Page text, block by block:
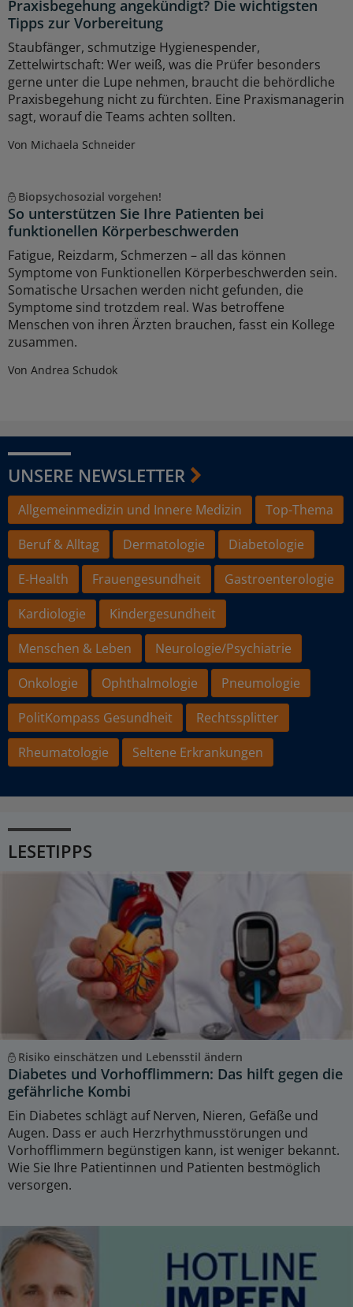
Praxisbegehung angekündigt? Die wichtigsten
Tipps zur Vorbereitung
Staubfänger, schmutzige Hygienespender,
Zettelwirtschaft: Wer weiß, was die Prüfer besonders
gerne unter die Lupe nehmen, braucht die behördliche
Praxisbegehung nicht zu fürchten. Eine Praxismanagerin
sagt, worauf die Teams achten sollten.
Von Michaela Schneider
Biopsychosozial vorgehen!
So unterstützen Sie Ihre Patienten bei
funktionellen Körperbeschwerden
Fatigue, Reizdarm, Schmerzen – all das können
Symptome von Funktionellen Körperbeschwerden sein.
Somatische Ursachen werden nicht gefunden, die
Symptome sind trotzdem real. Was betroffene
Menschen von ihren Ärzten brauchen, fasst ein Kollege
zusammen.
Von Andrea Schudok
UNSERE NEWSLETTER
Allgemeinmedizin und Innere Medizin
Top-Thema
Beruf & Alltag
Dermatologie
Diabetologie
E-Health
Frauengesundheit
Gastroenterologie
Kardiologie
Kindergesundheit
Menschen & Leben
Neurologie/Psychiatrie
Onkologie
Ophthalmologie
Pneumologie
PolitKompass Gesundheit
Rechtssplitter
Rheumatologie
Seltene Erkrankungen
LESETIPPS
Risiko einschätzen und Lebensstil ändern
Diabetes und Vorhofflimmern: Das hilft gegen die
gefährliche Kombi
Ein Diabetes schlägt auf Nerven, Nieren, Gefäße und
Augen. Dass er auch Herzrhythmusstörungen und
Vorhofflimmern begünstigen kann, ist weniger bekannt.
Wie Sie Ihre Patientinnen und Patienten bestmöglich
versorgen.